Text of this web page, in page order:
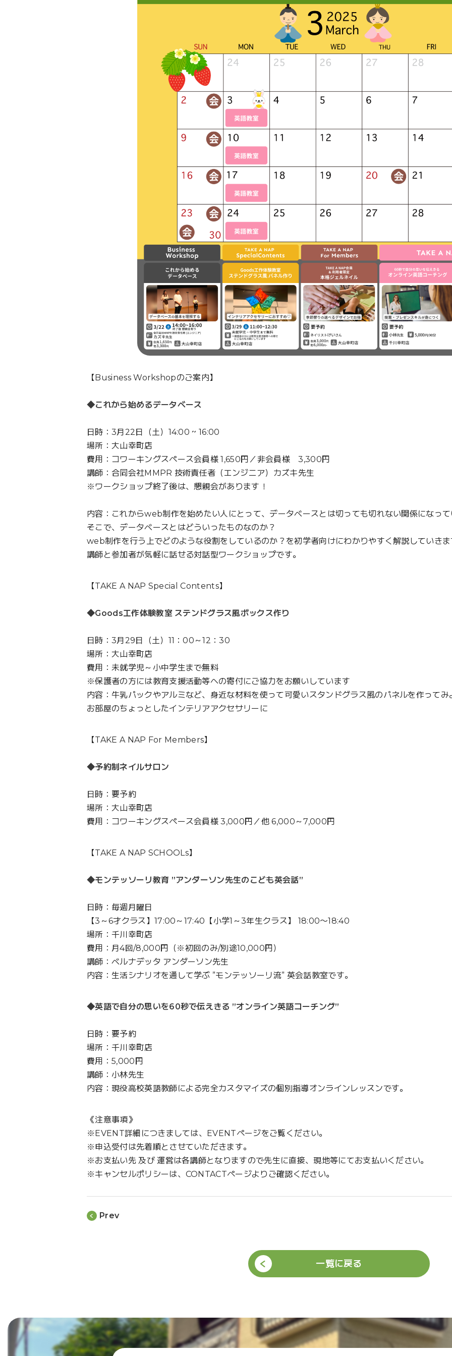
【Business Workshopのご案内】
◆これから始めるデータベース
日時：3月22日（土）14:00 ~ 16:00
場所：大山幸町店
費用：コワーキングスペース会員様 1,650円／非会員様 3,300円
講師：合同会社MMPR 技術責任者（エンジニア）カズキ先生
※ワークショップ終了後は、懇親会があります！
内容：これからweb制作を始めたい人にとって、データベースとは切っても切れない関係になっ
そこで、データベースとはどういったものなのか？
web制作を行う上でどのような役割をしているのか？を初学者向けにわかりやすく解説していき
講師と参加者が気軽に話せる対話型ワークショップです。
【TAKE A NAP Special Contents】
◆Goods工作体験教室 ステンドグラス風ボックス作り
日時：3月29日（土）11：00～12：30
場所：大山幸町店
費用：未就学児～小中学生まで無料
※保護者の方には教育支援活動等への寄付にご協力をお願いしています
内容：牛乳パックやアルミなど、身近な材料を使って可愛いスタンドグラス風のパネルを作ってみ
お部屋のちょっとしたインテリアアクセサリーに
【TAKE A NAP For Members】
◆予約制ネイルサロン
日時：要予約
場所：大山幸町店
費用：コワーキングスペース会員様 3,000円／他 6,000～7,000円
【TAKE A NAP SCHOOLs】
◆モンテッソーリ教育 ”アンダーソン先生のこども英会話”
日時：毎週月曜日
【3～6才クラス】17:00～17:40【小学1～3年生クラス】 18:00〜18:40
場所：千川幸町店
費用：月4回/8,000円（※初回のみ/別途10,000円）
講師：ベルナデッタ アンダーソン先生
内容：生活シナリオを通して学ぶ ”モンテッソーリ流” 英会話教室です。
◆英語で自分の思いを60秒で伝えきる ”オンライン英語コーチング”
日時：要予約
場所：千川幸町店
費用：5,000円
講師：小林先生
内容：現役高校英語教師による完全カスタマイズの個別指導オンラインレッスンです。
《注意事項》
※EVENT詳細につきましては、EVENTページをご覧ください。
※申込受付は先着順とさせていただきます。
※お支払い先 及び 運営は各講師となりますので先生に直接、現地等にてお支払いください。
※キャンセルポリシーは、CONTACTページよりご確認ください。
Prev
一覧に戻る